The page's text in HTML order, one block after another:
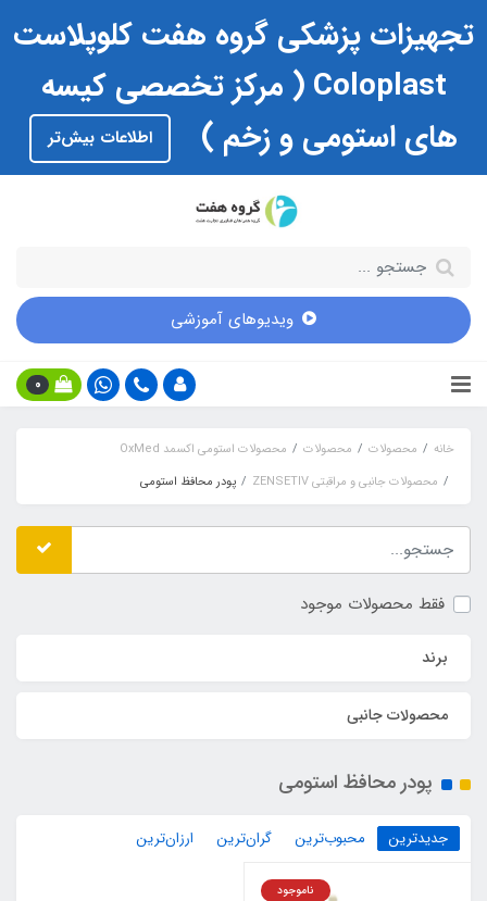
تجهیزات پزشکی گروه هفت کلوپلاست
Coloplast ( مرکز تخصصی کیسه
های استومی و زخم )
اطلاعات بیش‌تر
ویدیوهای آموزشی
0
خانه محصولات محصولات
محصولات استومی اکسمد OxMed
محصولات جانبی و مراقبتی ZENSETIV
پودر محافظ استومی
فقط محصولات موجود
برند
محصولات جانبی
پودر محافظ استومی
جدیدترین محبوب‌ترین گران‌ترین ارزان‌ترین
ناموجود